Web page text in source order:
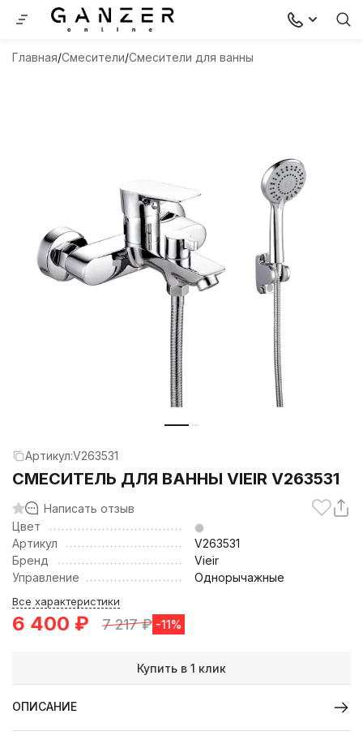
Главная Смесители Смесители для ванны
Артикул:V263531
СМЕСИТЕЛЬ ДЛЯ ВАННЫ VIEIR V263531
Написать отзыв
Цвет
Артикул
V263531
Бренд
Vieir
Управление
Однорычажные
Все характеристики
6 400 ₽ 7 217₽ -11%
Купить в 1 клик
ОПИСАНИЕ